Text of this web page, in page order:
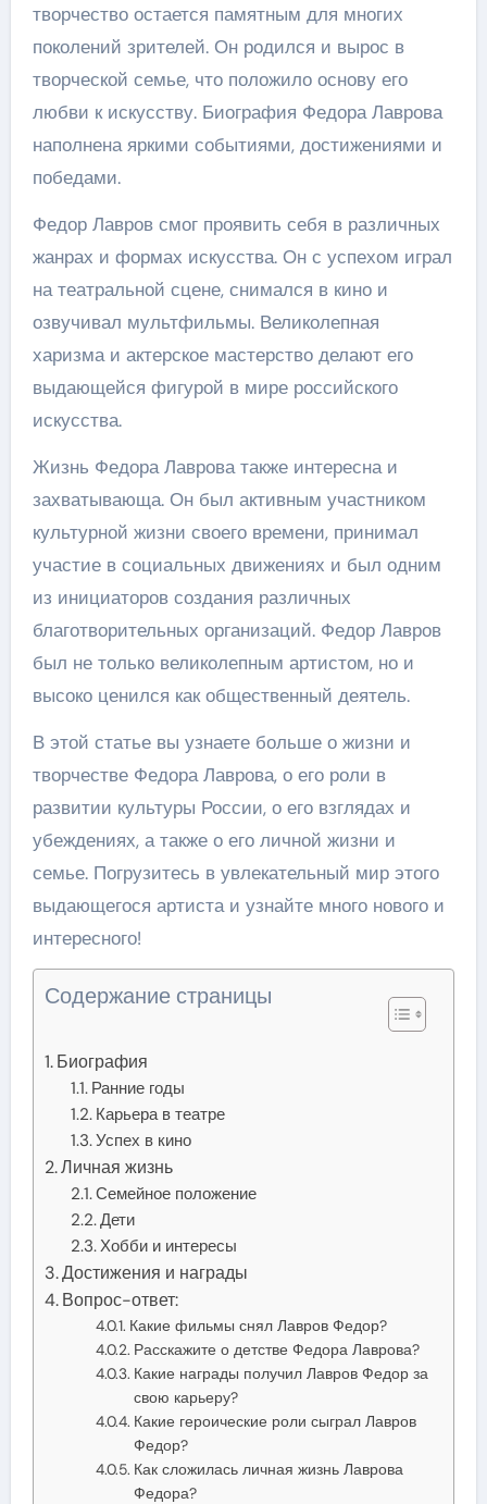
творчество остается памятным для многих
поколений зрителей. Он родился и вырос в
творческой семье, что положило основу его
любви к искусству. Биография Федора Лаврова
наполнена яркими событиями, достижениями и
победами.
Федор Лавров смог проявить себя в различных
жанрах и формах искусства. Он с успехом играл
на театральной сцене, снимался в кино и
озвучивал мультфильмы. Великолепная
харизма и актерское мастерство делают его
выдающейся фигурой в мире российского
искусства.
Жизнь Федора Лаврова также интересна и
захватывающа. Он был активным участником
культурной жизни своего времени, принимал
участие в социальных движениях и был одним
из инициаторов создания различных
благотворительных организаций. Федор Лавров
был не только великолепным артистом, но и
высоко ценился как общественный деятель.
В этой статье вы узнаете больше о жизни и
творчестве Федора Лаврова, о его роли в
развитии культуры России, о его взглядах и
убеждениях, а также о его личной жизни и
семье. Погрузитесь в увлекательный мир этого
выдающегося артиста и узнайте много нового и
интересного!
Содержание страницы
Биография
Ранние годы
Карьера в театре
Успех в кино
Личная жизнь
Семейное положение
Дети
Хобби и интересы
Достижения и награды
Вопрос-ответ:
Какие фильмы снял Лавров Федор?
Расскажите о детстве Федора Лаврова?
Какие награды получил Лавров Федор за
свою карьеру?
Какие героические роли сыграл Лавров
Федор?
Как сложилась личная жизнь Лаврова
Федора?